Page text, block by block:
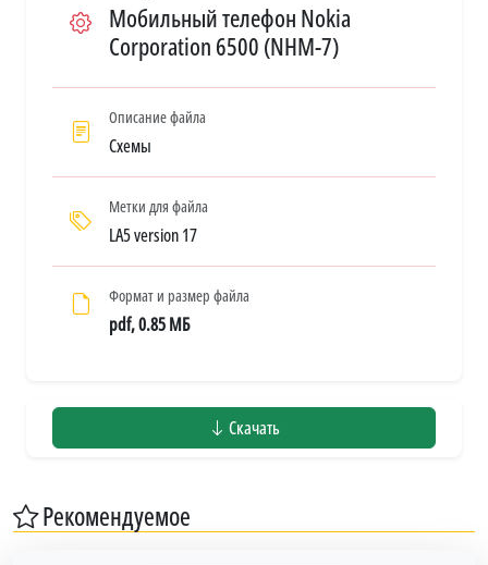
Мобильный телефон Nokia
Corporation 6500 (NHM-7)
Описание файла
Схемы
Метки для файла
LA5 version 17
Формат и размер файла
pdf, 0.85 МБ
Скачать
Рекомендуемое